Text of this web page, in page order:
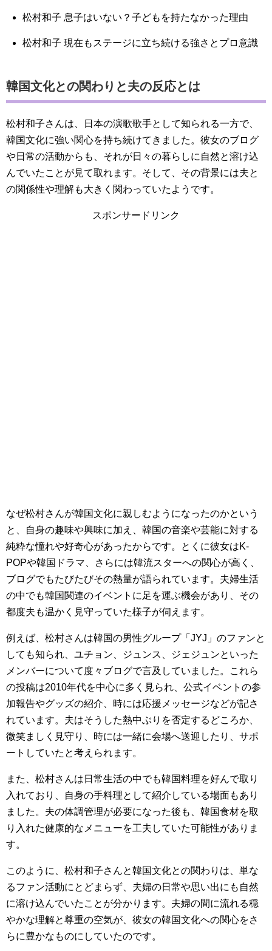
松村和子 息子はいない？子どもを持たなかった理由
松村和子 現在もステージに立ち続ける強さとプロ意識
韓国文化との関わりと夫の反応とは
松村和子さんは、日本の演歌歌手として知られる一方で、
韓国文化に強い関心を持ち続けてきました。彼女のブログ
や日常の活動からも、それが日々の暮らしに自然と溶け込
んでいたことが見て取れます。そして、その背景には夫と
の関係性や理解も大きく関わっていたようです。
スポンサードリンク
なぜ松村さんが韓国文化に親しむようになったのかという
と、自身の趣味や興味に加え、韓国の音楽や芸能に対する
純粋な憧れや好奇心があったからです。とくに彼女はK-
POPや韓国ドラマ、さらには韓流スターへの関心が高く、
ブログでもたびたびその熱量が語られています。夫婦生活
の中でも韓国関連のイベントに足を運ぶ機会があり、その
都度夫も温かく見守っていた様子が伺えます。
例えば、松村さんは韓国の男性グループ「JYJ」のファンと
しても知られ、ユチョン、ジュンス、ジェジュンといった
メンバーについて度々ブログで言及していました。これら
の投稿は2010年代を中心に多く見られ、公式イベントの参
加報告やグッズの紹介、時には応援メッセージなどが記さ
れています。夫はそうした熱中ぶりを否定するどころか、
微笑ましく見守り、時には一緒に会場へ送迎したり、サポ
ートしていたと考えられます。
また、松村さんは日常生活の中でも韓国料理を好んで取り
入れており、自身の手料理として紹介している場面もあり
ました。夫の体調管理が必要になった後も、韓国食材を取
り入れた健康的なメニューを工夫していた可能性がありま
す。
このように、松村和子さんと韓国文化との関わりは、単な
るファン活動にとどまらず、夫婦の日常や思い出にも自然
に溶け込んでいたことが分かります。夫婦の間に流れる穏
やかな理解と尊重の空気が、彼女の韓国文化への関心をさ
らに豊かなものにしていたのです。